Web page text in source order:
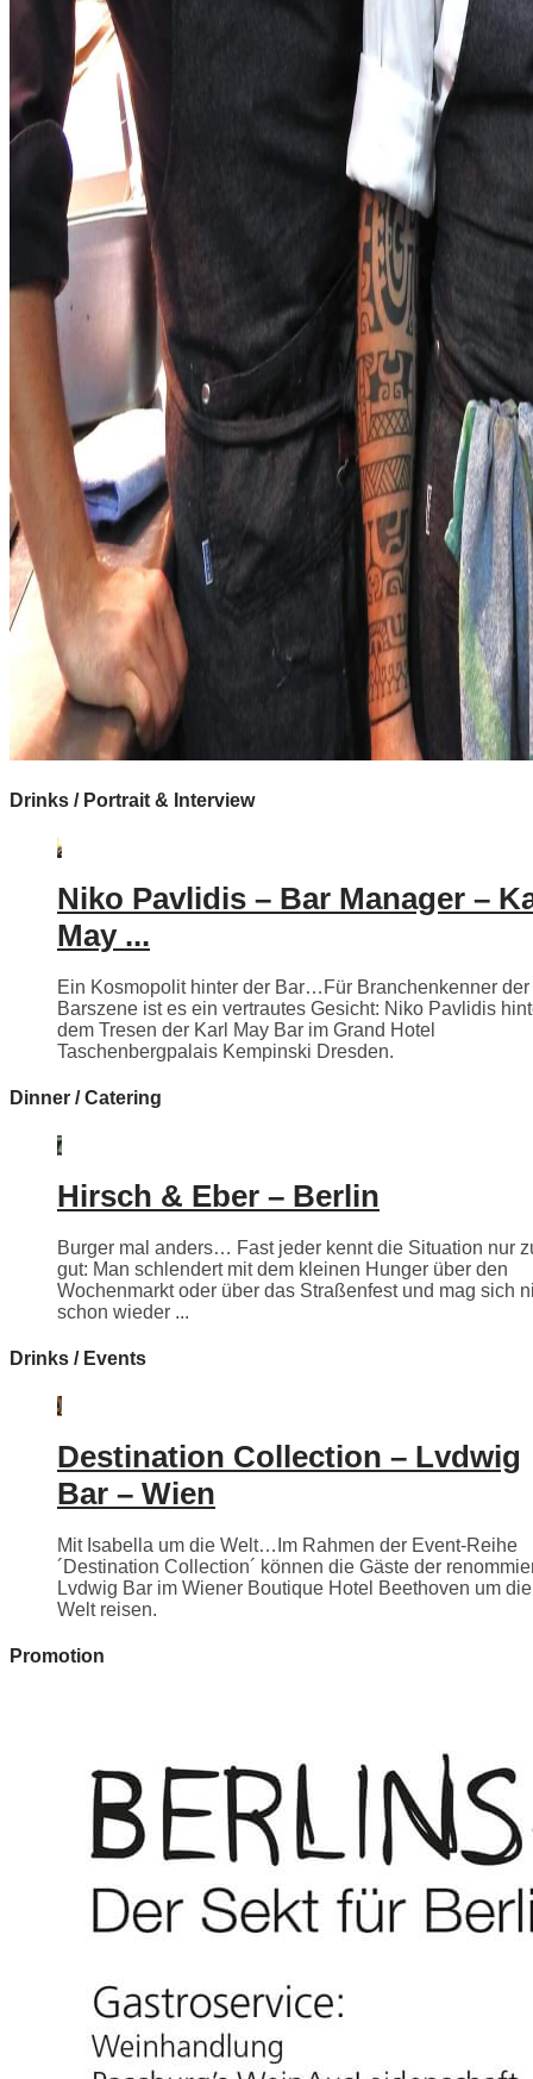
Drinks / Portrait & Interview
Niko Pavlidis – Bar Manager –
May ...
Ein Kosmopolit hinter der Bar…Für Branchenkenner der
Barszene ist es ein vertrautes Gesicht: Niko Pavlidis
dem Tresen der Karl May Bar im Grand Hotel
Taschenbergpalais Kempinski Dresden.
Dinner / Catering
Hirsch & Eber – Berlin
Burger mal anders… Fast jeder kennt die Situation nur
gut: Man schlendert mit dem kleinen Hunger über den
Wochenmarkt oder über das Straßenfest und mag sich
schon wieder ...
Drinks / Events
Destination Collection – Lvdwig
Bar – Wien
Mit Isabella um die Welt…Im Rahmen der Event-Reihe
´Destination Collection´ können die Gäste der
Lvdwig Bar im Wiener Boutique Hotel Beethoven um die
Welt reisen.
Promotion